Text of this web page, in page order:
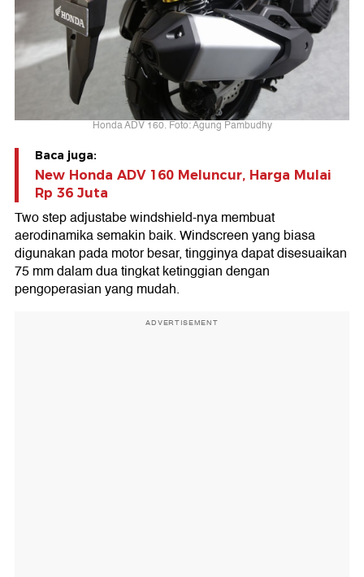
Honda ADV 160. Foto: Agung Pambudhy
Baca juga:
New Honda ADV 160 Meluncur, Harga Mulai
Rp 36 Juta
Two step adjustabe windshield-nya membuat
aerodinamika semakin baik. Windscreen yang biasa
digunakan pada motor besar, tingginya dapat disesuaikan
75 mm dalam dua tingkat ketinggian dengan
pengoperasian yang mudah.
ADVERTISEMENT